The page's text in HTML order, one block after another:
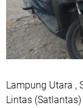
Lampung Utara ,
Lintas